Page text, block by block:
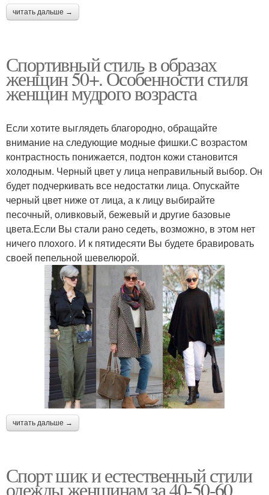
читать дальше →
Спортивный стиль в образах
женщин 50+. Особенности стиля
женщин мудрого возраста
Если хотите выглядеть благородно, обращайте
внимание на следующие модные фишки.С возрастом
контрастность понижается, подтон кожи становится
холодным. Черный цвет у лица неправильный выбор. Он
будет подчеркивать все недостатки лица. Опускайте
черный цвет ниже от лица, а к лицу выбирайте
песочный, оливковый, бежевый и другие базовые
цвета.Если Вы стали рано седеть, возможно, в этом нет
ничего плохого. И к пятидесяти Вы будете бравировать
своей пепельной шевелюрой.
читать дальше →
Спорт шик и естественный стили
одежды женщинам за 40-50-60